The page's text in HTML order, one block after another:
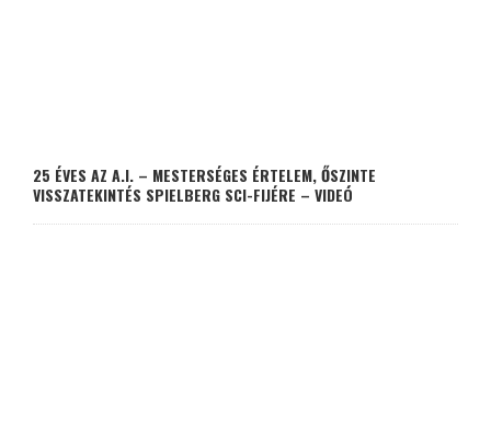
25 ÉVES AZ A.I. – MESTERSÉGES ÉRTELEM, ŐSZINTE
VISSZATEKINTÉS SPIELBERG SCI-FIJÉRE – VIDEÓ